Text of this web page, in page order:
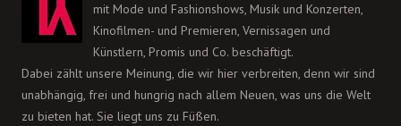
mit Mode und Fashionshows, Musik und Konzerten,
Kinofilmen- und Premieren, Vernissagen und
Künstlern, Promis und Co. beschäftigt.
Dabei zählt unsere Meinung, die wir hier verbreiten, denn wir sind
unabhängig, frei und hungrig nach allem Neuen, was uns die Welt
zu bieten hat. Sie liegt uns zu Füßen.